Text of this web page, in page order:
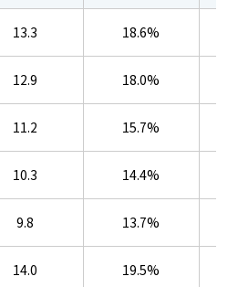
13.3 18.6%
12.9 18.0%
11.2 15.7%
10.3 14.4%
9.8 13.7%
14.0 19.5%